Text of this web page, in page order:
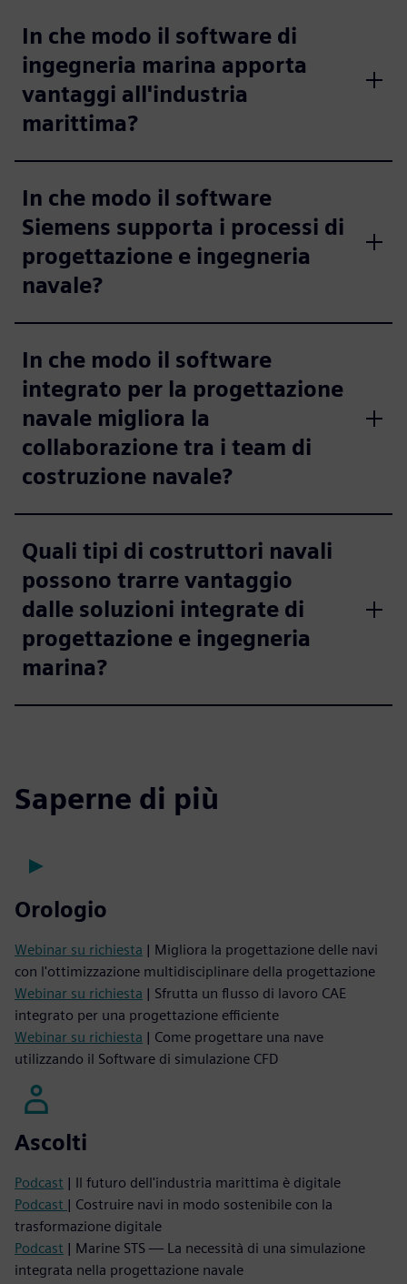
In che modo il software di
ingegneria marina apporta
vantaggi all'industria
marittima?
In che modo il software
Siemens supporta i processi di
progettazione e ingegneria
navale?
In che modo il software
integrato per la progettazione
navale migliora la
collaborazione tra i team di
costruzione navale?
Quali tipi di costruttori navali
possono trarre vantaggio
dalle soluzioni integrate di
progettazione e ingegneria
marina?
Saperne di più
Orologio
Webinar su richiesta | Migliora la progettazione delle navi
con l'ottimizzazione multidisciplinare della progettazione
Webinar su richiesta | Sfrutta un flusso di lavoro CAE
integrato per una progettazione efficiente
Webinar su richiesta | Come progettare una nave
utilizzando il Software di simulazione CFD
Ascolti
Podcast | Il futuro dell'industria marittima è digitale
Podcast | Costruire navi in modo sostenibile con la
trasformazione digitale
Podcast | Marine STS — La necessità di una simulazione
integrata nella progettazione navale